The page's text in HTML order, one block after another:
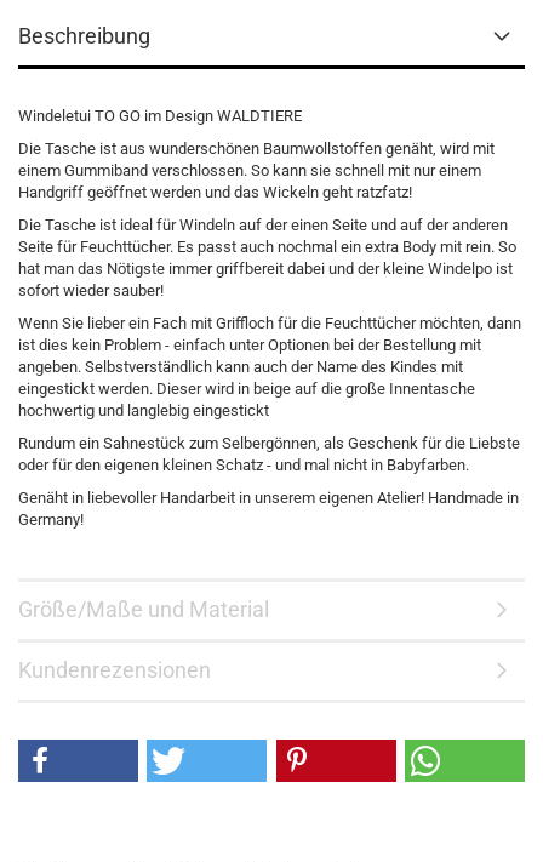
Beschreibung
Windeletui TO GO im Design WALDTIERE
Die Tasche ist aus wunderschönen Baumwollstoffen genäht, wird mit
einem Gummiband verschlossen. So kann sie schnell mit nur einem
Handgriff geöffnet werden und das Wickeln geht ratzfatz!
Die Tasche ist ideal für Windeln auf der einen Seite und auf der anderen
Seite für Feuchttücher. Es passt auch nochmal ein extra Body mit rein. So
hat man das Nötigste immer griffbereit dabei und der kleine Windelpo ist
sofort wieder sauber!
Wenn Sie lieber ein Fach mit Griffloch für die Feuchttücher möchten, dann
ist dies kein Problem - einfach unter Optionen bei der Bestellung mit
angeben. Selbstverständlich kann auch der Name des Kindes mit
eingestickt werden. Dieser wird in beige auf die große Innentasche
hochwertig und langlebig eingestickt
Rundum ein Sahnestück zum Selbergönnen, als Geschenk für die Liebste
oder für den eigenen kleinen Schatz - und mal nicht in Babyfarben.
Genäht in liebevoller Handarbeit in unserem eigenen Atelier! Handmade in
Germany!
Größe/Maße und Material
Kundenrezensionen